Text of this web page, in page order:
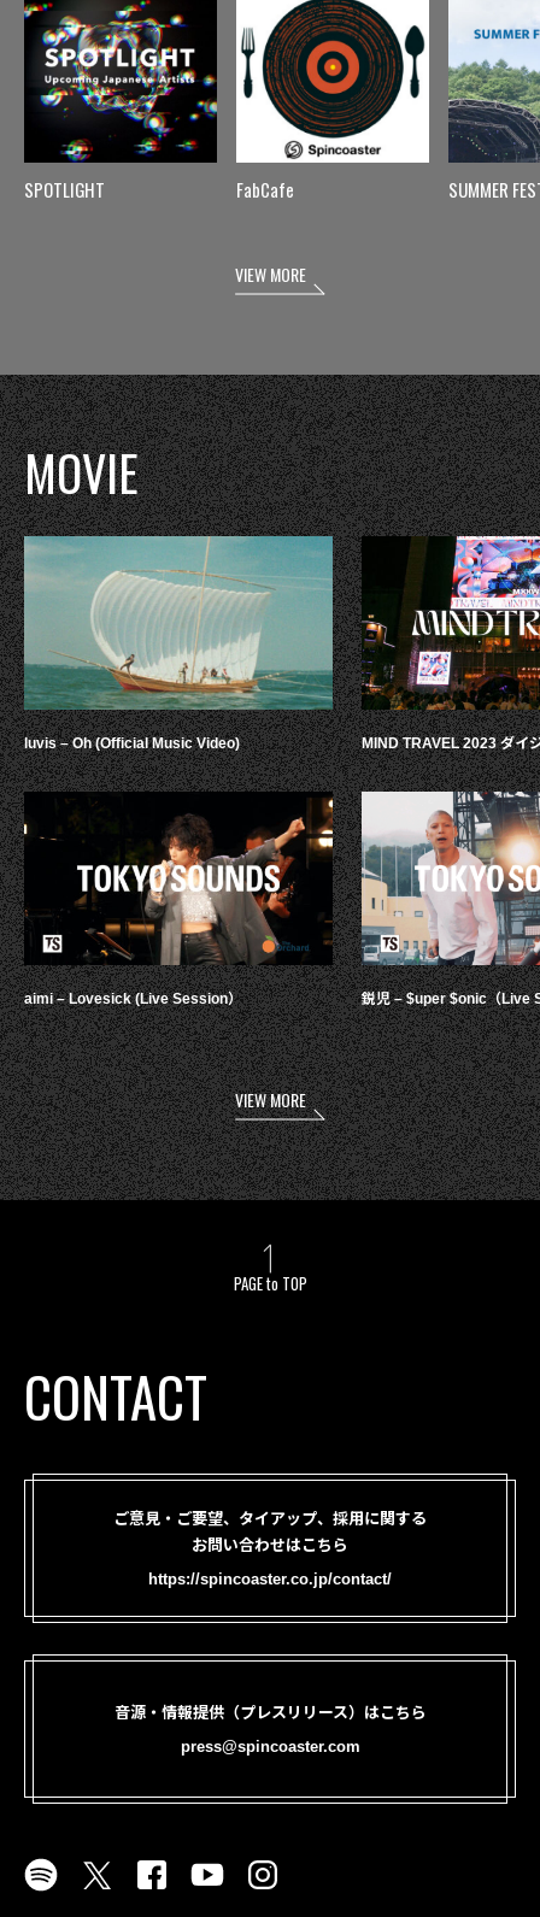
SPOTLIGHT FabCafe SUMMER
VIEW MORE
MOVIE
luvis – Oh (Official Music Video)
aimi – Lovesick (Live Session）
MIND TRAVEL 2023 ダイ
鋭児 – $uper $onic（Live
VIEW MORE
PAGE to TOP
CONTACT
ご意見・ご要望、タイアップ、採用に関する
お問い合わせはこちら
https://spincoaster.co.jp/contact/
音源・情報提供（プレスリリース）はこちら
press@spincoaster.com